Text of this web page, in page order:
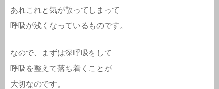
あれこれと気が散ってしまって
呼吸が浅くなっているものです。
なので、まずは深呼吸をして
呼吸を整えて落ち着くことが
大切なのです。